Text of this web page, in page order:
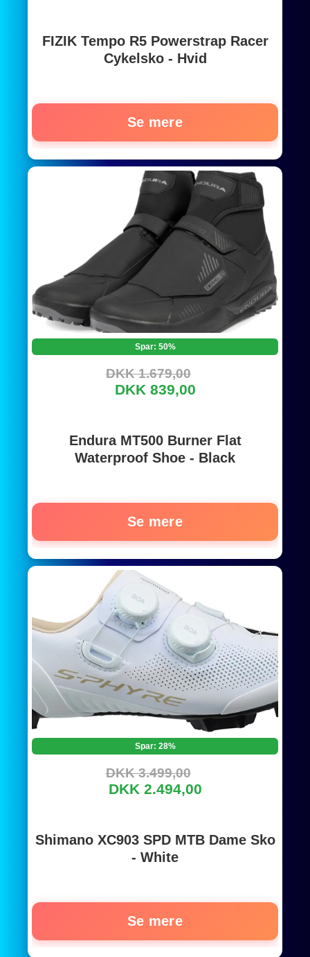
FIZIK Tempo R5 Powerstrap Racer
Cykelsko - Hvid
Se mere
Spar: 50%
DKK 1.679,00
DKK 839,00
Endura MT500 Burner Flat
Waterproof Shoe - Black
Se mere
Spar: 28%
DKK 3.499,00
DKK 2.494,00
Shimano XC903 SPD MTB Dame Sko
- White
Se mere